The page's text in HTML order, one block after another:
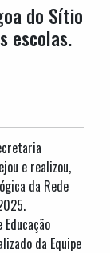
do Sítio
escolas.
e realizou,
da Rede
da Equipe